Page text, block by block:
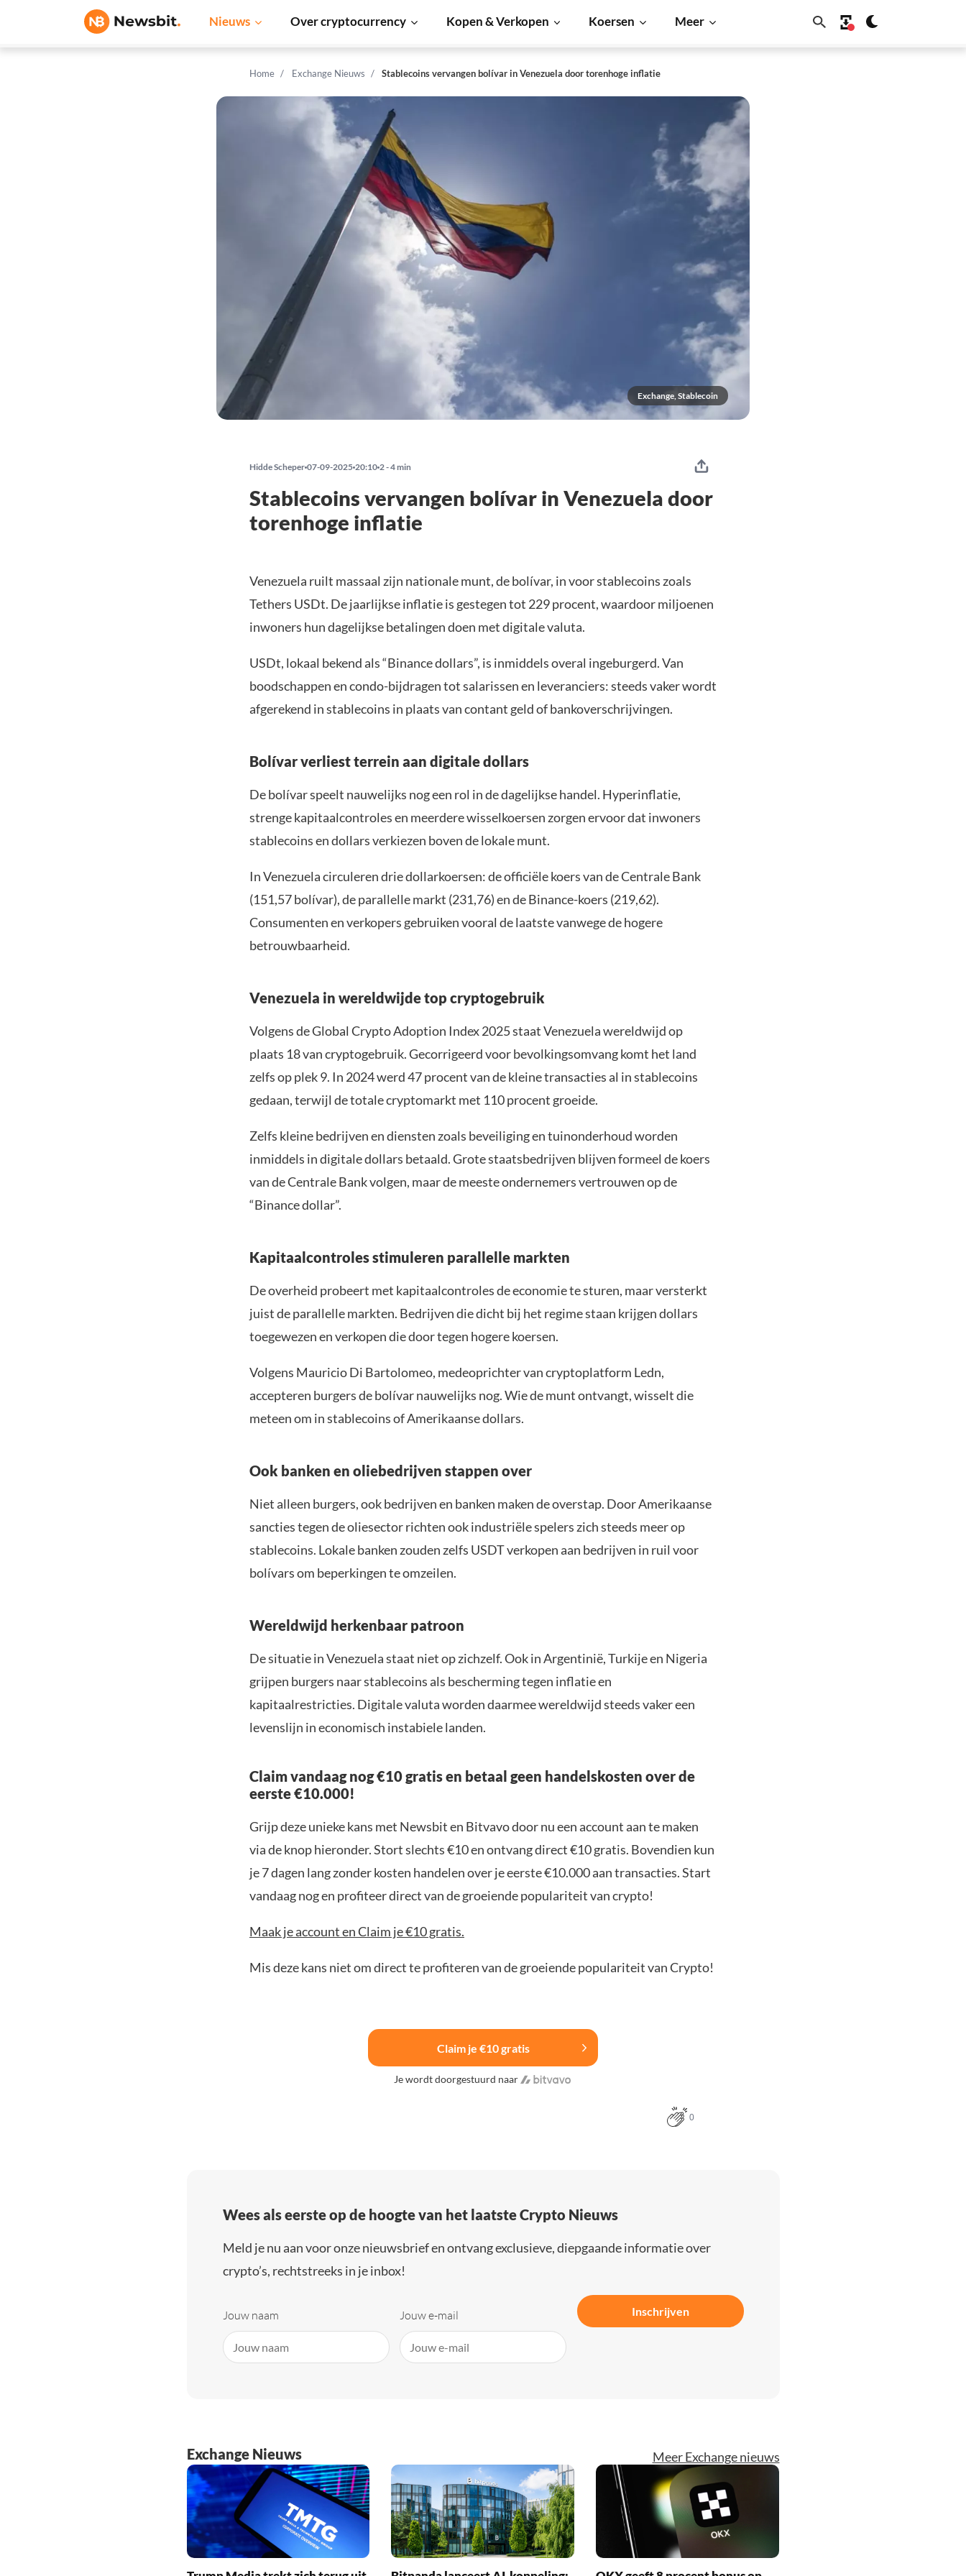
Nieuws Over cryptocurrency Kopen & Verkopen Koersen Meer
Home Exchange Nieuws Stablecoins vervangen bolívar in Venezuela door torenhoge inflatie
Exchange, Stablecoin
Hidde Scheper 07-09-2025 20:10 2 - 4 min
Stablecoins vervangen bolívar in Venezuela door
torenhoge inflatie
Venezuela ruilt massaal zijn nationale munt, de bolívar, in voor stablecoins zoals
Tethers USDt. De jaarlijkse inflatie is gestegen tot 229 procent, waardoor miljoenen
inwoners hun dagelijkse betalingen doen met digitale valuta.
USDt, lokaal bekend als “Binance dollars”, is inmiddels overal ingeburgerd. Van
boodschappen en condo-bijdragen tot salarissen en leveranciers: steeds vaker wordt
afgerekend in stablecoins in plaats van contant geld of bankoverschrijvingen.
Bolívar verliest terrein aan digitale dollars
De bolívar speelt nauwelijks nog een rol in de dagelijkse handel. Hyperinflatie,
strenge kapitaalcontroles en meerdere wisselkoersen zorgen ervoor dat inwoners
stablecoins en dollars verkiezen boven de lokale munt.
In Venezuela circuleren drie dollarkoersen: de officiële koers van de Centrale Bank
(151,57 bolívar), de parallelle markt (231,76) en de Binance-koers (219,62).
Consumenten en verkopers gebruiken vooral de laatste vanwege de hogere
betrouwbaarheid.
Venezuela in wereldwijde top cryptogebruik
Volgens de Global Crypto Adoption Index 2025 staat Venezuela wereldwijd op
plaats 18 van cryptogebruik. Gecorrigeerd voor bevolkingsomvang komt het land
zelfs op plek 9. In 2024 werd 47 procent van de kleine transacties al in stablecoins
gedaan, terwijl de totale cryptomarkt met 110 procent groeide.
Zelfs kleine bedrijven en diensten zoals beveiliging en tuinonderhoud worden
inmiddels in digitale dollars betaald. Grote staatsbedrijven blijven formeel de koers
van de Centrale Bank volgen, maar de meeste ondernemers vertrouwen op de
“Binance dollar”.
Kapitaalcontroles stimuleren parallelle markten
De overheid probeert met kapitaalcontroles de economie te sturen, maar versterkt
juist de parallelle markten. Bedrijven die dicht bij het regime staan krijgen dollars
toegewezen en verkopen die door tegen hogere koersen.
Volgens Mauricio Di Bartolomeo, medeoprichter van cryptoplatform Ledn,
accepteren burgers de bolívar nauwelijks nog. Wie de munt ontvangt, wisselt die
meteen om in stablecoins of Amerikaanse dollars.
Ook banken en oliebedrijven stappen over
Niet alleen burgers, ook bedrijven en banken maken de overstap. Door Amerikaanse
sancties tegen de oliesector richten ook industriële spelers zich steeds meer op
stablecoins. Lokale banken zouden zelfs USDT verkopen aan bedrijven in ruil voor
bolívars om beperkingen te omzeilen.
Wereldwijd herkenbaar patroon
De situatie in Venezuela staat niet op zichzelf. Ook in Argentinië, Turkije en Nigeria
grijpen burgers naar stablecoins als bescherming tegen inflatie en
kapitaalrestricties. Digitale valuta worden daarmee wereldwijd steeds vaker een
levenslijn in economisch instabiele landen.
Claim vandaag nog €10 gratis en betaal geen handelskosten over de
eerste €10.000!
Grijp deze unieke kans met Newsbit en Bitvavo door nu een account aan te maken
via de knop hieronder. Stort slechts €10 en ontvang direct €10 gratis. Bovendien kun
je 7 dagen lang zonder kosten handelen over je eerste €10.000 aan transacties. Start
vandaag nog en profiteer direct van de groeiende populariteit van crypto!
Maak je account en Claim je €10 gratis.
Mis deze kans niet om direct te profiteren van de groeiende populariteit van Crypto!
Claim je €10 gratis
Je wordt doorgestuurd naar
0
Wees als eerste op de hoogte van het laatste Crypto Nieuws
Meld je nu aan voor onze nieuwsbrief en ontvang exclusieve, diepgaande informatie over
crypto’s, rechtstreeks in je inbox!
Jouw naam Jouw e-mail Inschrijven
Exchange Nieuws Meer Exchange nieuws